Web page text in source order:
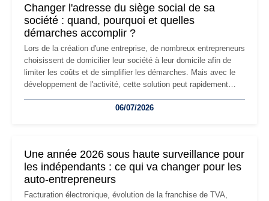
Changer l'adresse du siège social de sa
société : quand, pourquoi et quelles
démarches accomplir ?
Lors de la création d'une entreprise, de nombreux entrepreneurs
choisissent de domicilier leur société à leur domicile afin de
limiter les coûts et de simplifier les démarches. Mais avec le
développement de l'activité, cette solution peut rapidement
professionnels, recrutement, image de marque… Le
06/07/2026
Une année 2026 sous haute surveillance pour
les indépendants : ce qui va changer pour les
auto-entrepreneurs
Facturation électronique, évolution de la franchise de TVA,